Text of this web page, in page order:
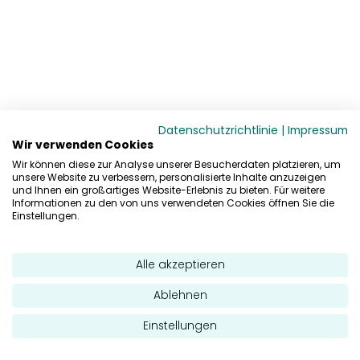
Datenschutzrichtlinie | Impressum
Wir verwenden Cookies
Wir können diese zur Analyse unserer Besucherdaten platzieren, um
unsere Website zu verbessern, personalisierte Inhalte anzuzeigen
und Ihnen ein großartiges Website-Erlebnis zu bieten. Für weitere
Informationen zu den von uns verwendeten Cookies öffnen Sie die
Einstellungen.
Alle akzeptieren
Ablehnen
Einstellungen